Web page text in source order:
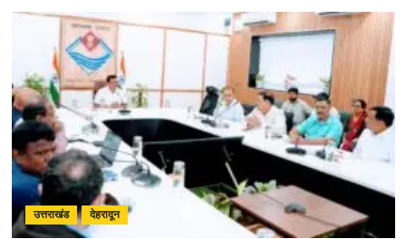
पुष्पवर्षा
और
चरण
प्रक्षालन
के
साथ
देवभूमि
ने
किया
शिवभक्त
कांवड़ियों
का
अभिनंदन
उत्तराखंड देहरादून